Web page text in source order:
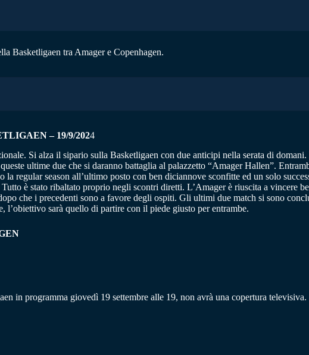
Basketligaen tra Amager e Copenhagen.
– 19/9/2024
Si alza il sipario sulla Basketligaen con due anticipi nella serata di
ultime due che si daranno battaglia al palazzetto “Amager Hallen”.
la regular season all’ultimo posto con ben diciannove sconfitte ed un solo
è stato ribaltato proprio negli scontri diretti. L’Amager è riuscita a vincere
che i precedenti sono a favore degli ospiti. Gli ultimi due match si sono
l’obiettivo sarà quello di partire con il piede giusto per entrambe.
in programma giovedì 19 settembre alle 19, non avrà una copertura televisiva.